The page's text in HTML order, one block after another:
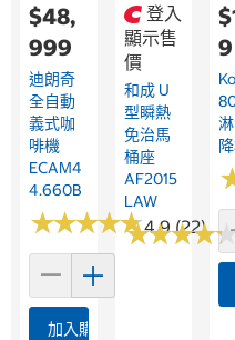
$48,
999
迪朗奇
全自動
義式咖
啡機
ECAM4
4.660B
★★★★★
★★★★★4.9 (22)
加入購物車
登入
顯示售
價
和成 U
型瞬熱
免治馬
桶座
AF2015
LAW
★★★★
★★★★
9